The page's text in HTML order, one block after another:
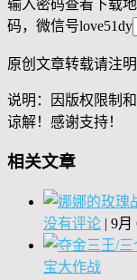
输入密码查看下载
码，微信号love51dy
原创文章转载请注
说明：因版权限制
谅解！感谢支持！
相关文章
没有评论 | 9月
宝大作战